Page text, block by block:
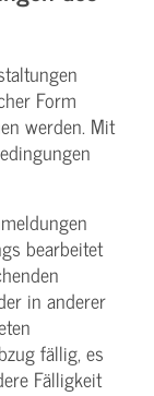
Form
werden. Mit
bearbeitet
in anderer
fällig, es
Fälligkeit